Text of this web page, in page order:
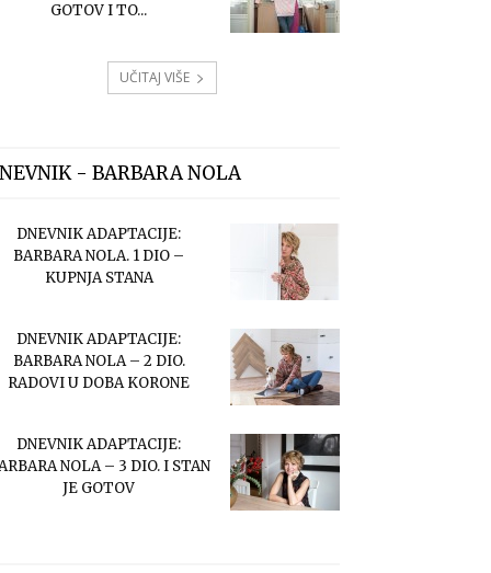
GOTOV I TO...
UČITAJ VIŠE
- BARBARA NOLA
DNEVNIK ADAPTACIJE:
BARBARA NOLA. 1 DIO –
KUPNJA STANA
DNEVNIK ADAPTACIJE:
BARBARA NOLA – 2 DIO.
RADOVI U DOBA KORONE
DNEVNIK ADAPTACIJE:
NOLA – 3 DIO. I STAN
JE GOTOV